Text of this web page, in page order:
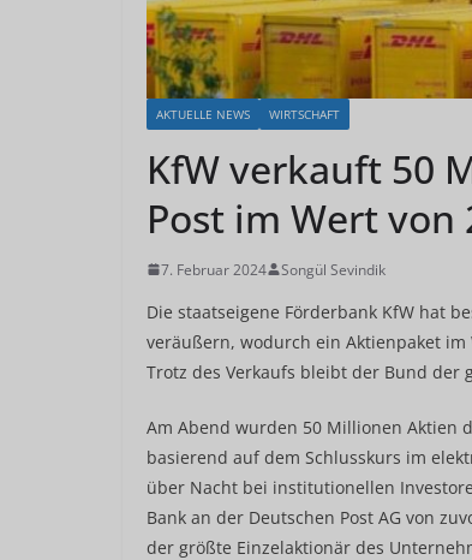
AKTUELLE NEWS WIRTSCHAFT
KfW verkauft 50
Post im Wert
7. Februar 2024 Songül Sevindik
Die staatseigene Förderbank KfW hat
veräußern, wodurch ein Aktienpaket
Trotz des Verkaufs bleibt der Bund der
Am Abend wurden 50 Millionen Aktien
basierend auf dem Schlusskurs im
über Nacht bei institutionellen
Bank an der Deutschen Post AG von
der größte Einzelaktionär des